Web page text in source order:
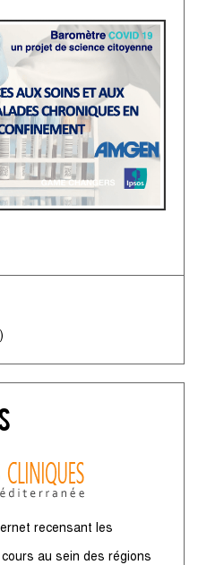
recensant les
au sein des régions